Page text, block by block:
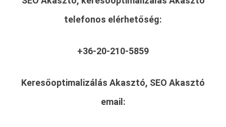
telefonos elérhetőség:
+36-20-210-5859
Keresőoptimalizálás Akasztó, SEO Akasztó
email: